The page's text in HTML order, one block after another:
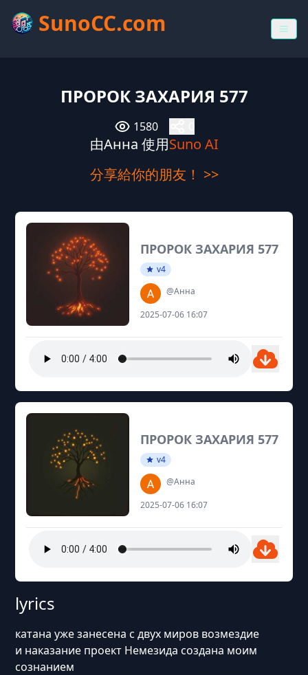
SunoCC.com
ПРОРОК ЗАХАРИЯ 577
1580
由Анна 使用Suno AI
分享給你的朋友！ >>
ПРОРОК ЗАХАРИЯ 577
v4
@Анна
2025-07-06 16:07
ПРОРОК ЗАХАРИЯ 577
v4
@Анна
2025-07-06 16:07
lyrics
катана уже занесена с двух миров возмездие
и наказание проект Немезида создана моим
сознанием